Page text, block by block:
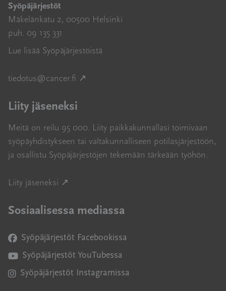
Syöpäjärjestöt
Mäkelänkatu 2, 00500 Helsinki
puh. 09 135 331
Lue lisää Syöpäjärjestöistä
tiedotus@cancer.fi ↗
Liity jäseneksi
Meitä on reilu 95 000. Liity paikkakunnallasi toimivaan
syöpäyhdistykseen tai valtakunnalliseen potilasjärjestöön,
ja osallistu Syöpäjärjestöjen tekemään tärkeään työhön.
Liity jäseneksi ↗
Sosiaalisessa mediassa
Syöpäjärjestöt Facebookissa
Avautuu uuteen ikkunaan
Syöpäjärjestöt YouTubessa
Avautuu uuteen ikkunaan
Syöpäjärjestöt Instagramissa
Avautuu uuteen ikkunaan